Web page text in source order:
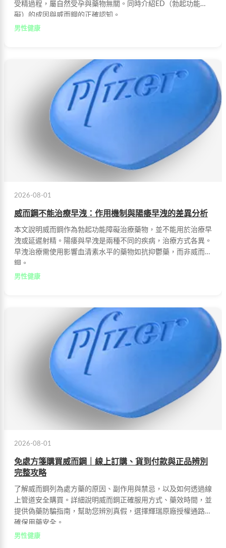
受精過程，屬自然受孕與藥物無關。同時介紹ED（勃起功能障
礙）的成因與威而鋼的正確認知。
男性健康
2026-08-01
威而鋼不能治療早洩：作用機制與陽痿早洩的差異分析
本文說明威而鋼作為勃起功能障礙治療藥物，並不能用於治療早
洩或延遲射精。陽痿與早洩是兩種不同的疾病，治療方式各異。
早洩治療需使用影響血清素水平的藥物如抗抑鬱藥，而非威而
鋼。
男性健康
2026-08-01
免處方箋購買威而鋼｜線上訂購、貨到付款與正品辨別
完整攻略
了解威而鋼列為處方藥的原因、副作用與禁忌，以及如何透過線
上管道安全購買。詳細說明威而鋼正確服用方式、藥效時間，並
提供偽藥防騙指南，幫助您辨別真假，選擇輝瑞原廠授權通路，
確保用藥安全。
男性健康